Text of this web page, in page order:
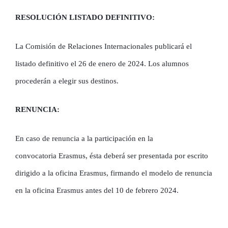
RESOLUCIÓN LISTADO DEFINITIVO:
La Comisión de Relaciones Internacionales publicará el
listado definitivo el 26 de enero de 2024. Los alumnos
procederán a elegir sus destinos.
RENUNCIA:
En caso de renuncia a la participación en la
convocatoria Erasmus, ésta deberá ser presentada por escrito
dirigido a la oficina Erasmus, firmando el modelo de renuncia
en la oficina Erasmus antes del 10 de febrero 2024.